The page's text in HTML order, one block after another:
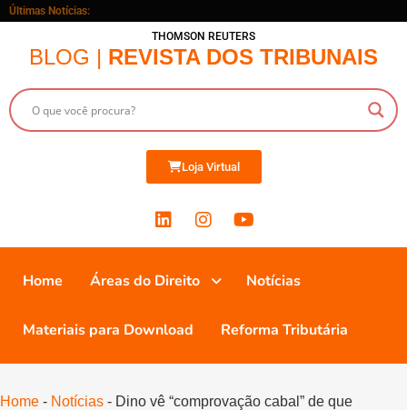
Últimas Notícias:
THOMSON REUTERS
BLOG | REVISTA DOS TRIBUNAIS
Loja Virtual
Home Áreas do Direito Notícias
Materiais para Download Reforma Tributária
Home - Notícias - Dino vê “comprovação cabal” de que